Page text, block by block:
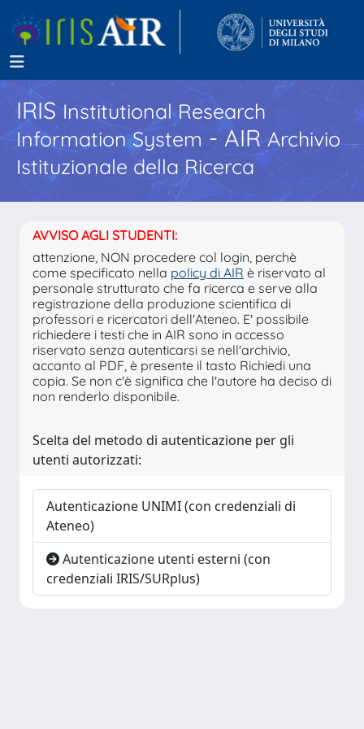
IRISInstitutional Research
Information System - AIR Archivio
Istituzionale della Ricerca
AVVISO AGLI STUDENTI:
attenzione, NON procedere col login, perchè
come specificato nella policy di AIR è riservato al
personale strutturato che fa ricerca e serve alla
registrazione della produzione scientifica di
professori e ricercatori dell'Ateneo. E' possibile
richiedere i testi che in AIR sono in accesso
riservato senza autenticarsi se nell'archivio,
accanto al PDF, è presente il tasto Richiedi una
copia. Se non c'è significa che l'autore ha deciso di
non renderlo disponibile.
Scelta del metodo di autenticazione per gli
utenti autorizzati:
Autenticazione UNIMI (con credenziali di
Ateneo)
Autenticazione utenti esterni (con
credenziali IRIS/SURplus)